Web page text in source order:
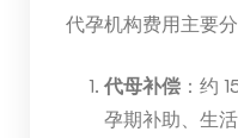
代孕机构费用主要
代母补偿：约
孕期补助、生